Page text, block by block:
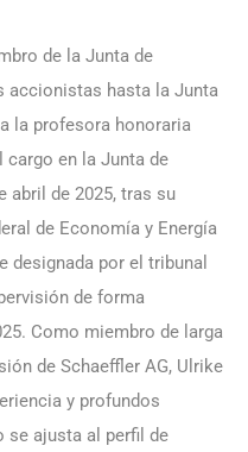
de la Junta de
accionistas hasta la Junta
la profesora honoraria
cargo en la Junta de
abril de 2025, tras su
de Economía y Energía
designada por el tribunal
de forma
Como miembro de larga
de Schaeffler AG, Ulrike
y profundos
se ajusta al perfil de